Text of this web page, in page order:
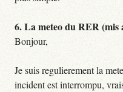
6.La meteo du RER
Bonjour,
Je suis regulierement la
incident est interrompu,